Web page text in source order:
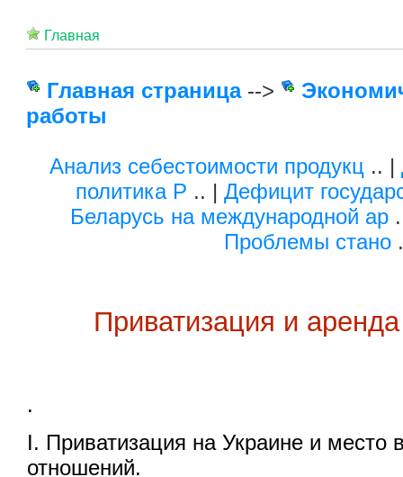
Главная
Главная страница-->
работы
Анализ себестоимости продукц.. |
политика Р .. | Дефицит
Беларусь на международной ар
Проблемы стано
Приватизация и
.
I. Приватизация на Украине и место
отношений.